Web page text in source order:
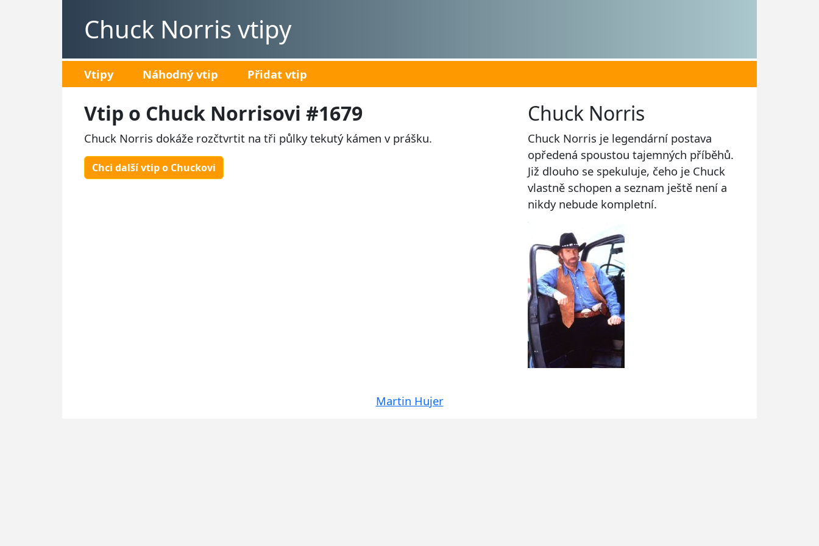
Chuck Norris vtipy
Vtipy Náhodný vtip Přidat vtip
Vtip o Chuck Norrisovi #1679
Chuck Norris dokáže rozčtvrtit na tři půlky tekutý kámen v prášku.
Chci další vtip o Chuckovi
Chuck Norris
Chuck Norris je legendární postava
opředená spoustou tajemných příběhů.
Již dlouho se spekuluje, čeho je Chuck
vlastně schopen a seznam ještě není a
nikdy nebude kompletní.
Martin Hujer